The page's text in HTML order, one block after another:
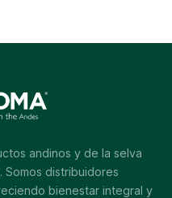
andinos y de la selva
Somos distribuidores
bienestar integral y